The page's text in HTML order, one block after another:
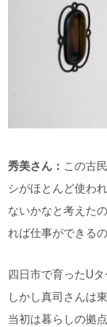
秀美さん： この古
シがほとんど使わ
ないかなと考えた
れば仕事ができる
四日市で育ったUタ
しかし真司さんは
当初は暮らしの拠